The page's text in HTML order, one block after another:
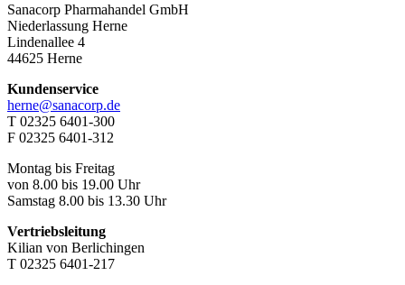
Sanacorp Pharmahandel GmbH
Niederlassung Herne
Lindenallee 4
44625 Herne
Kundenservice
herne@sanacorp.de
T 02325 6401-300
F 02325 6401-312
Montag bis Freitag
von 8.00 bis 19.00 Uhr
Samstag 8.00 bis 13.30 Uhr
Vertriebsleitung
Kilian von Berlichingen
T 02325 6401-217